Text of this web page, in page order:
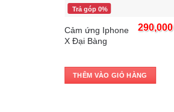
Trả góp 0%
Cảm ứng Iphone
X Đại Bàng
290,000
THÊM VÀO GIỎ HÀNG